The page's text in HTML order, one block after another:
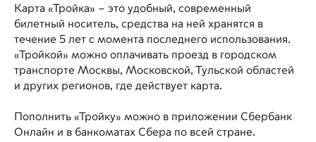
​​Карта «Тройка» – это удобный, современный
билетный носитель, средства на ней хранятся в
течение 5 лет с момента последнего использования.
«Тройкой» можно оплачивать проезд в городском
транспорте Москвы, Московской, Тульской областей
и других регионов, где действует карта.
Пополнить «Тройку» можно в приложении Сбербанк
Онлайн и в банкоматах Сбера по всей стране.